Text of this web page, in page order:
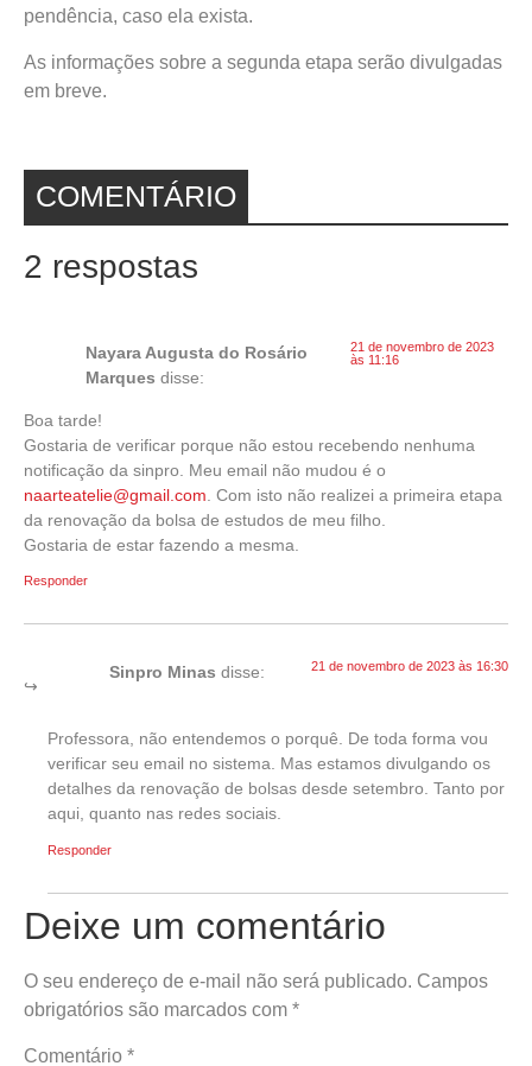
pendência, caso ela exista.
As informações sobre a segunda etapa serão divulgadas
em breve.
COMENTÁRIO
2 respostas
Nayara Augusta do Rosário
Marques disse:
21 de novembro de 2023
às 11:16
Boa tarde!
Gostaria de verificar porque não estou recebendo nenhuma
notificação da sinpro. Meu email não mudou é o
naarteatelie@gmail.com . Com isto não realizei a primeira etapa
da renovação da bolsa de estudos de meu filho.
Gostaria de estar fazendo a mesma.
Responder
Sinpro Minas disse: 21 de novembro de 2023 às 16:30
Professora, não entendemos o porquê. De toda forma vou
verificar seu email no sistema. Mas estamos divulgando os
detalhes da renovação de bolsas desde setembro. Tanto por
aqui, quanto nas redes sociais.
Responder
Deixe um comentário
O seu endereço de e-mail não será publicado. Campos
obrigatórios são marcados com *
Comentário *